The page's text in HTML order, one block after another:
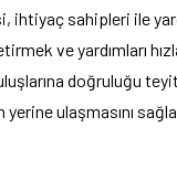
ihtiyaç sahipleri ile
ve yardımları
doğruluğu
yerine ulaşmasını